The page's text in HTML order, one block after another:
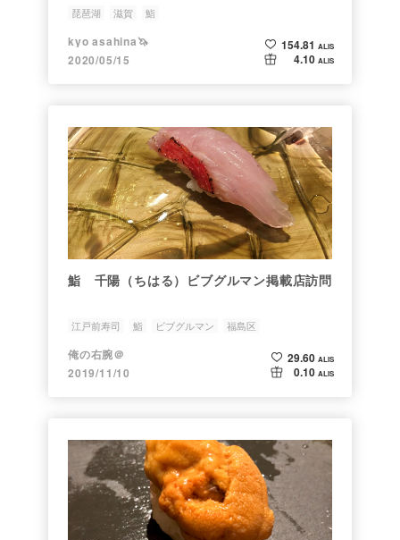
琵琶湖 滋賀 鮨
kyo asahina🦄
2020/05/15
154.81 ALIS
4.10 ALIS
鮨 千陽（ちはる）ビブグルマン掲載店訪問
江戸前寿司 鮨 ビブグルマン 福島区
俺の右腕＠
2019/11/10
29.60 ALIS
0.10 ALIS